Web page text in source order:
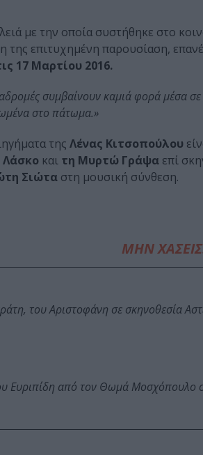
με την οποία συστήθηκε στο
της επιτυχημένη παρουσίαση,
17 Μαρτίου 2016.
συμβαίνουν καμιά φορά μέσα
στο πάτωμα.»
της Λένας Κιτσοπούλου
Λάσκο και τη Μυρτώ Γράψα επί
Σιώτα στη μουσική σύνθεση.
ΜΗΝ
του Αριστοφάνη σε σκηνοθεσία
Ευριπίδη από τον Θωμά Μοσχόπουλο